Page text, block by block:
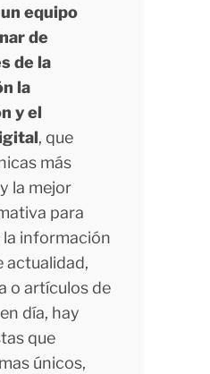
un equipo
de
de la
la
y el
, que
más
la mejor
para
información
actualidad,
o artículos de
día, hay
que
únicos,